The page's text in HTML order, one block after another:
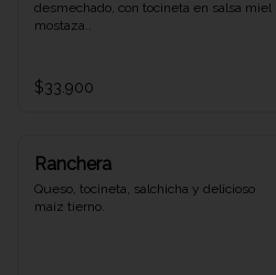
desmechado, con tocineta en salsa miel
mostaza..
$33.900
Ranchera
Queso, tocineta, salchicha y delicioso
maíz tierno.